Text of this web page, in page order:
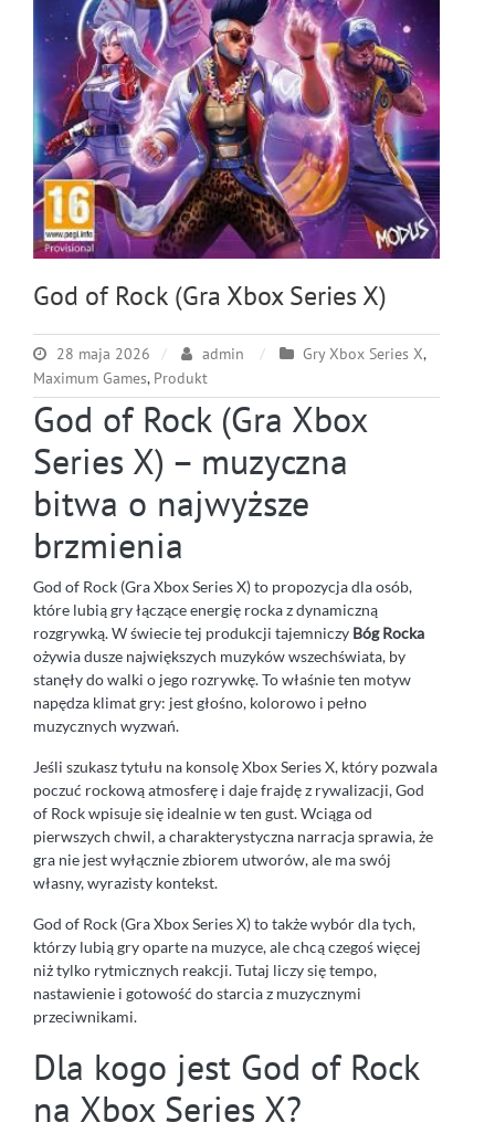
God of Rock (Gra Xbox Series X)
28 maja 2026 admin Gry Xbox Series X,
Maximum Games, Produkt
God of Rock (Gra Xbox
Series X) – muzyczna
bitwa o najwyższe
brzmienia
God of Rock (Gra Xbox Series X) to propozycja dla osób,
które lubią gry łączące energię rocka z dynamiczną
rozgrywką. W świecie tej produkcji tajemniczy Bóg Rocka
ożywia dusze największych muzyków wszechświata, by
stanęły do walki o jego rozrywkę. To właśnie ten motyw
napędza klimat gry: jest głośno, kolorowo i pełno
muzycznych wyzwań.
Jeśli szukasz tytułu na konsolę Xbox Series X, który pozwala
poczuć rockową atmosferę i daje frajdę z rywalizacji, God
of Rock wpisuje się idealnie w ten gust. Wciąga od
pierwszych chwil, a charakterystyczna narracja sprawia, że
gra nie jest wyłącznie zbiorem utworów, ale ma swój
własny, wyrazisty kontekst.
God of Rock (Gra Xbox Series X) to także wybór dla tych,
którzy lubią gry oparte na muzyce, ale chcą czegoś więcej
niż tylko rytmicznych reakcji. Tutaj liczy się tempo,
nastawienie i gotowość do starcia z muzycznymi
przeciwnikami.
Dla kogo jest God of Rock
na Xbox Series X?